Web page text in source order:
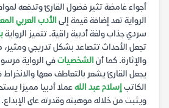
أجواء غامضة تثير فضول القارئ وتدفعه
الرواية تعد إضافة قيمة إلىالأدب العربي
سردي جذاب ولغة أدبية راقية. تتميز الرواية
تجعل الأحداث تتصاعد بشكل تدريجي ومثير،
والإثارة. كما أنالشخصياتفي الرواية
يجعل القارئ يشعر بالتعاطف معها
الكاتب إسلام عبد اللهعملا أدبيا مميزا
ويثبت من خلاله موهبته وقدرته على